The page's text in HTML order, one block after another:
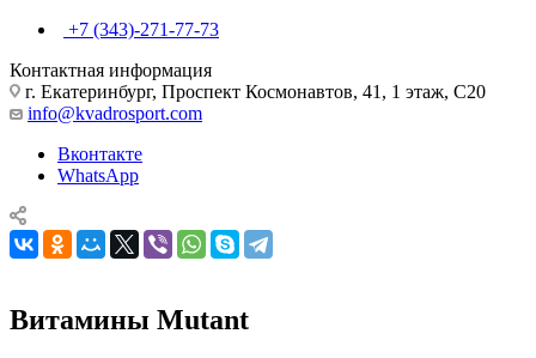
+7 (343)-271-77-73
Контактная информация
г. Екатеринбург, Проспект Космонавтов, 41, 1 этаж, С20
info@kvadrosport.com
Вконтакте
WhatsApp
Витамины Mutant